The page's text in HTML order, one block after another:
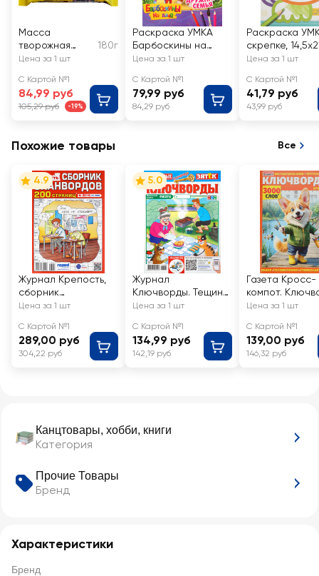
Канцтовары, хобби, книги
Категория
Прочие Товары
Бренд
Характеристики
Бренд
Масса
творожная
РОСТАГРОЭКС
изюмом 23%,
без змж
180г
Цена за 1 шт
С Картой №1
84,99 руб
105,29 руб -19%
Раскраска УМКА
Барбоскины на
даче. Дружная
Цена за 1 шт
С Картой №1
79,99 руб
84,29 руб
Раскраска
скрепке,
16 страниц,
Цена за 1 шт
С Картой №1
41,79 руб
43,99 руб
Похожие товары Все
4.9
Журнал Крепость,
сборник
сканвордов
Цена за 1 шт
С Картой №1
289,00 руб
304,22 руб
5.0
Журнал
Ключворды. Тещин
язык + Зятек
Цена за 1 шт
С Картой №1
134,99 руб
142,19 руб
Газета Кросс-
компот.
Цена за 1 шт
С Картой №1
139,00 руб
146,32 руб